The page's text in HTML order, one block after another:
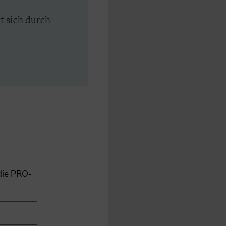
sich durch
PRO-